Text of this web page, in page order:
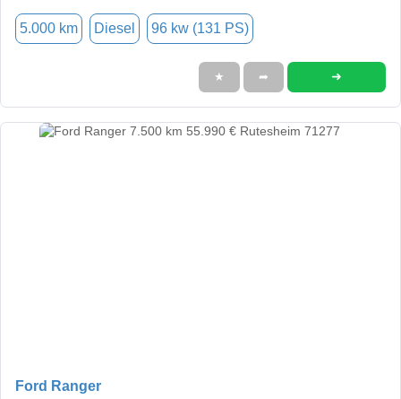
5.000 km Diesel 96 kw (131 PS)
★ ➦ ➜
Ford Ranger